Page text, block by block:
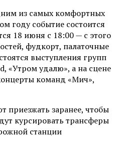
из самых комфортных
году событие состоится
18 июня с 18:00 — с этого
фудкорт, палаточные
выступления групп
«Утром удалю», а на сцене
команд «Мич»,
приезжать заранее, чтобы
курсировать трансферы
станции